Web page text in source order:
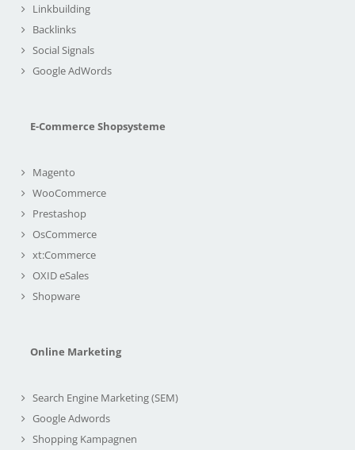
Linkbuilding
Backlinks
Social Signals
Google AdWords
E-Commerce Shopsysteme
Magento
WooCommerce
Prestashop
OsCommerce
xt:Commerce
OXID eSales
Shopware
Online Marketing
Search Engine Marketing (SEM)
Google Adwords
Shopping Kampagnen